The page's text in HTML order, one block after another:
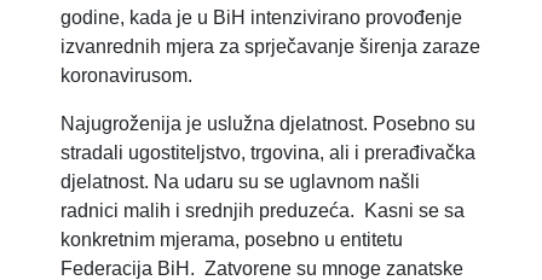
godine, kada je u BiH intenzivirano provođenje
izvanrednih mjera za sprječavanje širenja zaraze
koronavirusom.
Najugroženija je uslužna djelatnost. Posebno su
stradali ugostiteljstvo, trgovina, ali i prerađivačka
djelatnost. Na udaru su se uglavnom našli
radnici malih i srednjih preduzeća. Kasni se sa
konkretnim mjerama, posebno u entitetu
Federacija BiH. Zatvorene su mnoge zanatske